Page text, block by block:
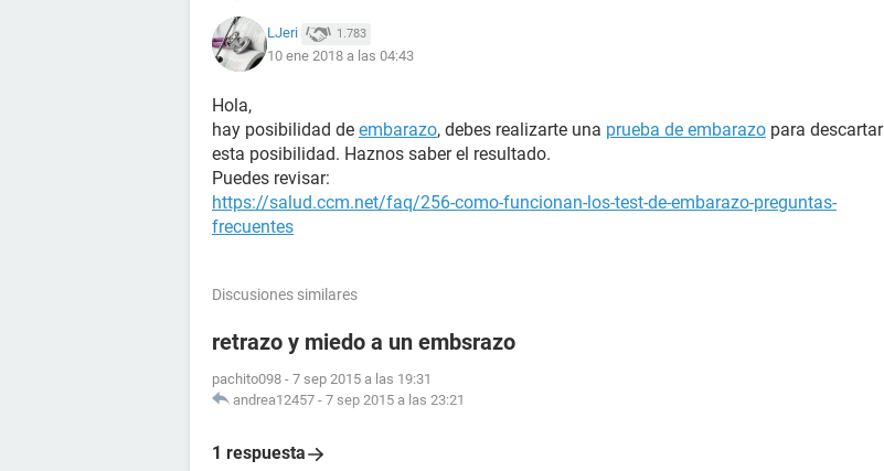
LJeri 1.783
10 ene 2018 a las 04:43
Hola,
hay posibilidad de embarazo, debes realizarte una prueba de embarazo para descartar
esta posibilidad. Haznos saber el resultado.
Puedes revisar:
https://salud.ccm.net/faq/256-como-funcionan-los-test-de-embarazo-preguntas-
frecuentes
Discusiones similares
retrazo y miedo a un embsrazo
pachito098 - 7 sep 2015 a las 19:31
andrea12457 - 7 sep 2015 a las 23:21
1 respuesta